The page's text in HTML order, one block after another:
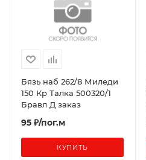
Бязь наб 262/8 Миледи
150 Кр Талка 500320/1
Бравл Д заказ
95 ₽/пог.м
КУПИТЬ